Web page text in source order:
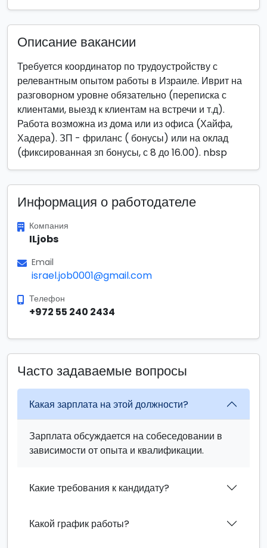
Описание вакансии
Требуется координатор по трудоустройству с
релевантным опытом работы в Израиле. Иврит на
разговорном уровне обязательно (переписка с
клиентами, выезд к клиентам на встречи и т.д).
Работа возможна из дома или из офиса (Хайфа,
Хадера). ЗП - фриланс ( бонусы) или на оклад
(фиксированная зп бонусы, с 8 до 16.00). nbsp
Информация о работодателе
Компания
ILjobs
Email
israel.job0001@gmail.com
Телефон
+972 55 240 2434
Часто задаваемые вопросы
Какая зарплата на этой должности?
Зарплата обсуждается на собеседовании в
зависимости от опыта и квалификации.
Какие требования к кандидату?
Какой график работы?